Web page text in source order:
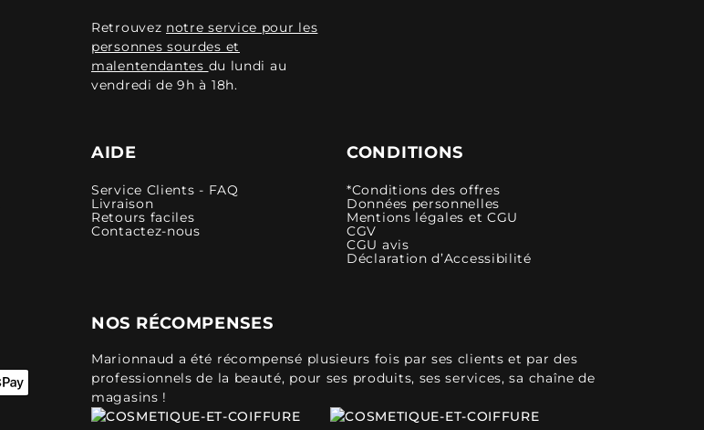
Retrouvez notre service pour les
personnes sourdes et
malentendantes du lundi au
vendredi de 9h à 18h.
AIDE
Service Clients - FAQ
Livraison
Retours faciles
Contactez-nous
CONDITIONS
*Conditions des offres
Données personnelles
Mentions légales et CGU
CGV
CGU avis
Déclaration d’Accessibilité
NOS RÉCOMPENSES
Marionnaud a été récompensé plusieurs fois par ses clients et par des
professionnels de la beauté, pour ses produits, ses services, sa chaîne de
magasins !